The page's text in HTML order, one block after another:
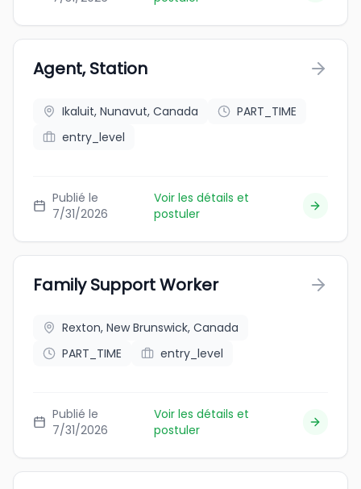
Agent, Station
Ikaluit, Nunavut, Canada
PART_TIME
entry_level
Publié le
7/31/2026
Voir les détails et
postuler
Family Support Worker
Rexton, New Brunswick, Canada
PART_TIME
entry_level
Publié le
7/31/2026
Voir les détails et
postuler